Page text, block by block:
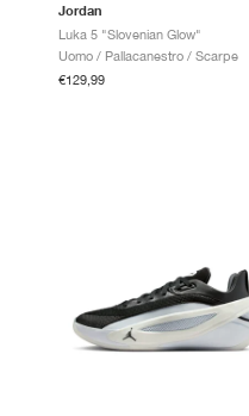
Jordan
Luka 5 "Slovenian Glow"
Uomo / Pallacanestro / Scarpe
€129,99